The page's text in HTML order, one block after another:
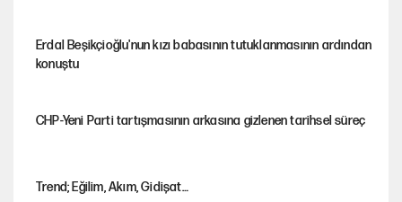
Erdal Beşikçioğlu'nun kızı babasının tutuklanmasının ardından
konuştu
CHP-Yeni Parti tartışmasının arkasına gizlenen tarihsel süreç
Trend; Eğilim, Akım, Gidişat…